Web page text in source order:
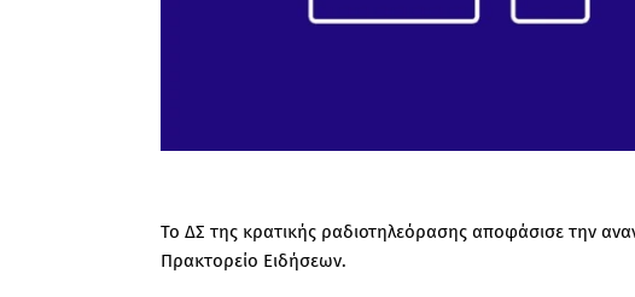
Το ΔΣ της κρατικής ραδιοτηλεόρασης αποφάσισε την
Πρακτορείο Ειδήσεων.